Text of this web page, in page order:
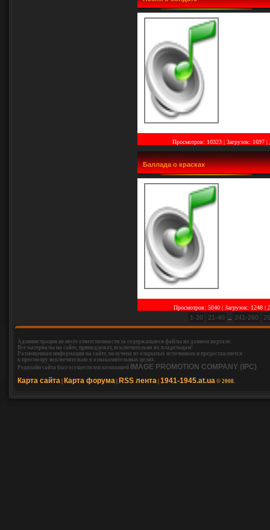
Просмотров: 10323 | Загрузок: 1697 |
Баллада о красках
Просмотров: 5040 | Загрузок: 1248 |
1-20 21-40 ... 241-260
Администрация не несёт ответственности за содержащиеся файлы на данном портале.
Все материалы на сайте, принадлежат, исключительно их владельцам!
Размещенная информация на сайте, получена из открытых источников и предоставляется
к просмотру исключительно в ознакомительных целях.
Редизайн сайта был осуществлен компанией
IMAGE PROMOTION COMPANY (IPC)
Карта сайта Карта форума RSS лента 1941-1945.at.ua © 2008.